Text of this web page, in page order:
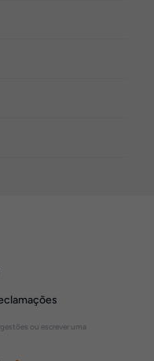
ou escrever uma